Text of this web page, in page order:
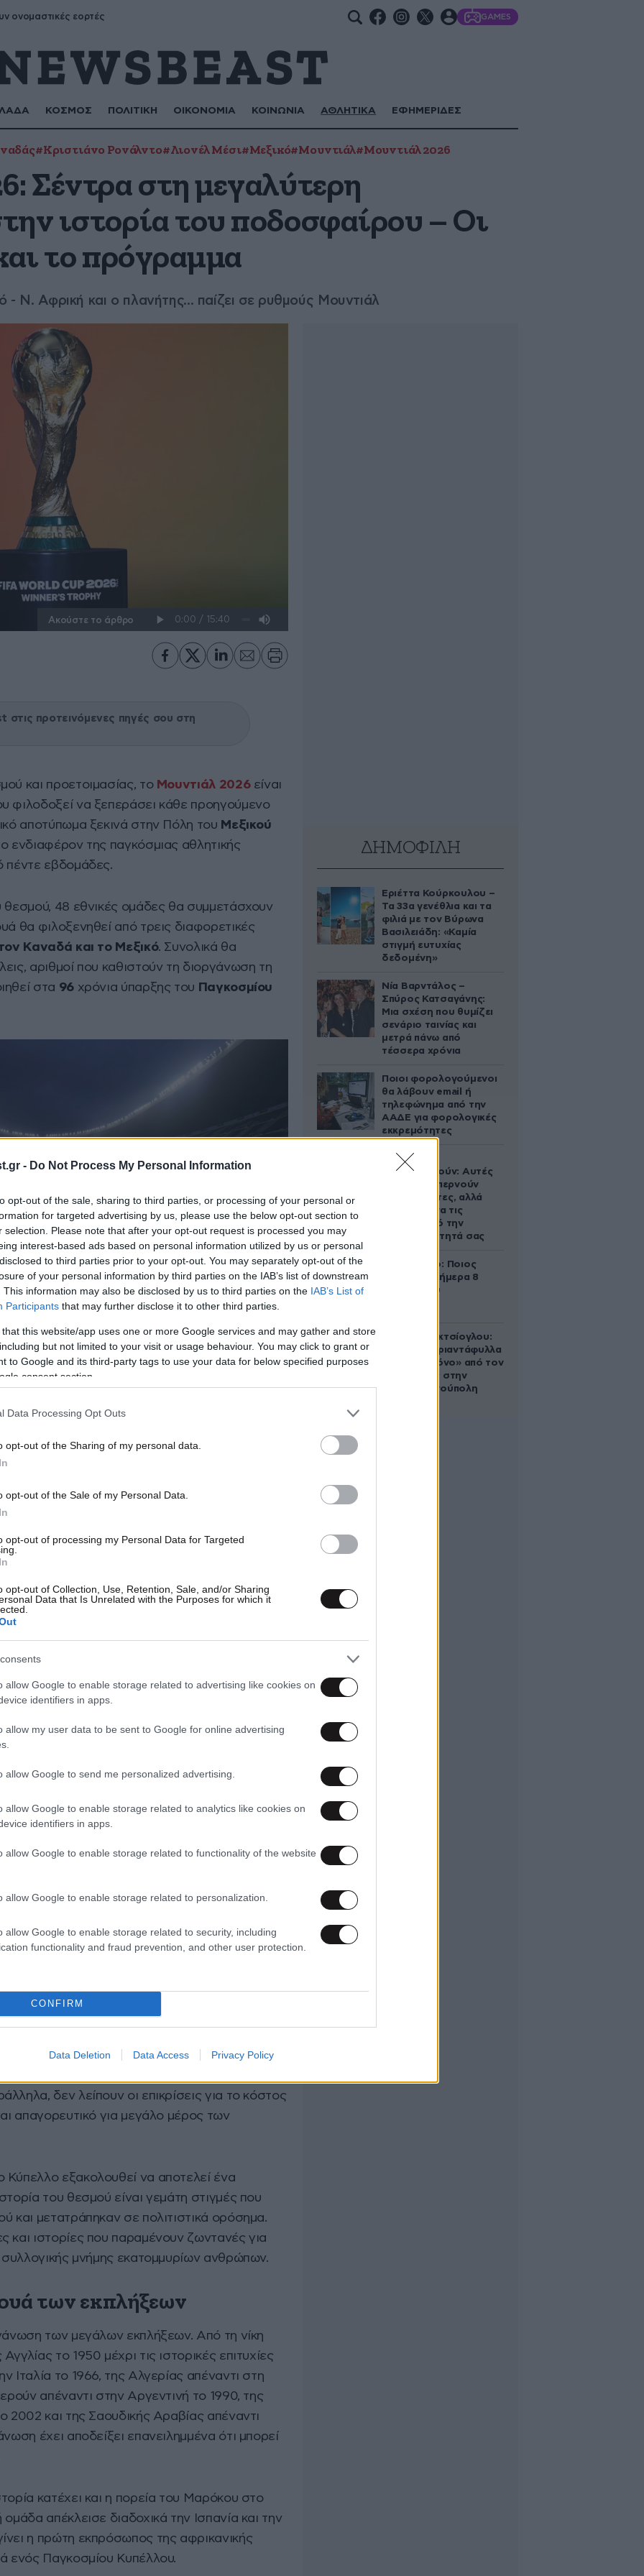
- Do Not Process My Personal Information
opt-out of the sale, sharing to third parties, or processing of your personal or
for targeted advertising by us, please use the below opt-out section to
selection. Please note that after your opt-out request is processed you may
interest-based ads based on personal information utilized by us or personal
to third parties prior to your opt-out. You may separately opt-out of the
of your personal information by third parties on the IAB’s list of downstream
This information may also be disclosed by us to third parties on the IAB’s List of
Participants that may further disclose it to other third parties.
that this website/app uses one or more Google services and may gather and store
but not limited to your visit or usage behaviour. You may click to grant or
to Google and its third-party tags to use your data for below specified purposes
consent section.
Data Processing Opt Outs
opt-out of the Sharing of my personal data.
opt-out of the Sale of my Personal Data.
opt-out of processing my Personal Data for Targeted
opt-out of Collection, Use, Retention, Sale, and/or Sharing
Data that Is Unrelated with the Purposes for which it
allow Google to enable storage related to advertising like cookies on
identifiers in apps.
allow my user data to be sent to Google for online advertising
allow Google to send me personalized advertising.
allow Google to enable storage related to analytics like cookies on
identifiers in apps.
allow Google to enable storage related to functionality of the website
allow Google to enable storage related to personalization.
allow Google to enable storage related to security, including
functionality and fraud prevention, and other user protection.
CONFIRM
Data Deletion Data Access Privacy Policy
ονομαστικές εορτές GAMES
ΚΟΣΜΟΣ ΠΟΛΙΤΙΚΗ ΟΙΚΟΝΟΜΙΑ ΚΟΙΝΩΝΙΑ ΑΘΛΗΤΙΚΑ ΕΦΗΜΕΡΙΔΕΣ
#Κριστιάνο Ρονάλντο#Λιονέλ Μέσι#Μεξικό#Μουντιάλ#Μουντιάλ 2026
Σέντρα στη μεγαλύτερη
ιστορία του ποδοσφαίρου – Οι
το πρόγραμμα
- Ν. Αφρική και ο πλανήτης... παίζει σε ρυθμούς Μουντιάλ
Ακούστε το άρθρο
στις προτεινόμενες πηγές σου στη
και προετοιμασίας, το Μουντιάλ 2026είναι
φιλοδοξεί να ξεπεράσει κάθε προηγούμενο
αποτύπωμα ξεκινά στην Πόλη του Μεξικού
ενδιαφέρον της παγκόσμιας αθλητικής
πέντε εβδομάδες.
θεσμού, 48 εθνικές ομάδες θα συμμετάσχουν
θα φιλοξενηθεί από τρεις διαφορετικές
Καναδά και το Μεξικό. Συνολικά θα
αριθμοί που καθιστούν τη διοργάνωση τη
στα 96 χρόνια ύπαρξης του Παγκοσμίου
του 2026 ως το κορυφαίο αθλητικό και
Οι εκτιμήσεις της παγκόσμιας
από
να προσεγγίσουν τα τρία δισεκατομμύρια
κατά πολύ τα αντίστοιχα οικονομικά
και επιβεβαιώνουν τη συνεχή εμπορική
και ψηφιακή απήχηση αναμένεται να
Η
ή θα αλληλεπιδράσουν με το
δεν περιορίζεται στις 48 χώρες που
διοργάνωση, αλλά επεκτείνεται σε
την Αφρική μέχρι τη Λατινική Αμερική και
εξηγεί σε μεγάλο βαθμό αυτή την
το πιο προσιτό ομαδικό άθλημα στον κόσμο, το
και από οποιονδήποτε. Σε γήπεδα, αλάνες,
παιχνιδιού, εκατομμύρια άνθρωποι κάθε
μοιράζονται καθημερινά την ίδια εμπειρία.
βάση πάνω στην οποία οικοδομήθηκε η
του
χρόνια η διοργάνωση έχει συνδεθεί
εξελίξεις. Το
έντονες συζητήσεις σχετικά με
πολιτικής επιρροής και του ρόλου της FIFA
και ενόψει τουΜουντιάλτου 2026. Η πολιτική
τους στη χώρα, καθώς και η ευρύτερη
νέες συζητήσεις γύρω από τον
δεν λείπουν οι επικρίσεις για το κόστος
απαγορευτικό για μεγάλο μέρος των
εξακολουθεί να αποτελεί ένα
του θεσμού είναι γεμάτη στιγμές που
και μετατράπηκαν σε πολιτιστικά ορόσημα.
και ιστορίες που παραμένουν ζωντανές για
συλλογικής μνήμης εκατομμυρίων ανθρώπων.
των εκπλήξεων
των μεγάλων εκπλήξεων. Από τη νίκη
το 1950 μέχρι τις ιστορικές επιτυχίες
Ιταλία το 1966, της Αλγερίας απέναντι στη
απέναντι στην Αργεντινή το 1990, της
2002 και της Σαουδικής Αραβίας απέναντι
έχει αποδείξει επανειλημμένα ότι μπορεί
κατέχει και η πορεία του Μαρόκου στο
απέκλεισε διαδοχικά την Ισπανία και την
η πρώτη εκπρόσωπος της αφρικανικής
ενός Παγκοσμίου Κυπέλλου.
ΔΗΜΟΦΙΛΗ
Εριέττα Κούρκουλου –
Τα 33α γενέθλια και τα
φιλιά με τον Βύρωνα
Βασιλειάδη: «Καμία
στιγμή ευτυχίας
δεδομένη»
Νία Βαρντάλος –
Σπύρος Κατσαγάνης:
Μια σχέση που θυμίζει
σενάριο ταινίας και
μετρά πάνω από
τέσσερα χρόνια
Ποιοι φορολογούμενοι
θα λάβουν email ή
τηλεφώνημα από την
ΑΑΔΕ για φορολογικές
εκκρεμότητες
Ογκολόγοι
προειδοποιούν: Αυτές
οι τροφές, περνούν
απαρατήρητες, αλλά
καλό είναι να τις
βγάλετε από την
καθημερινότητά σας
Εορτολόγιο: Ποιος
γιορτάζει σήμερα 8
Αυγούστου
Μαρία Εκμεκτσίογλου:
«17 λευκά τριαντάφυλλα
για έναν χρόνο» από τον
σύζυγό της στην
Κωνσταντινούπολη